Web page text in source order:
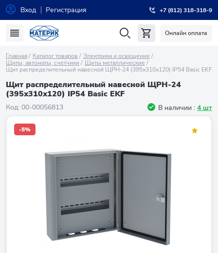
Вход Регистрация +7 (812) 318-318-9
Онлайн оплата
Главная Каталог товаров
Электрика и освещение
Щиты, автоматы, счетчики
Щиты металлические
Щит распределительный навесной ЩРН-24 (395х310х120) IP54 Basic EKF
Щит распределительный навесной ЩРН-24
(395х310х120) IP54 Basic EKF
Код: 00-00056813 В наличии : 4 шт
-5%